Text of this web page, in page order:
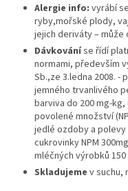
Alergie info: vyrábí
ryby,mořské plody,
jejich deriváty –
Dávkováníse řídí
normami, především
Sb.,ze 3.ledna 2008. -
jemného trvanlivého
barviva do 200 mg-kg,
povolené množství
jedlé ozdoby a polevy
cukrovinky NPM
mléčných výrobků
Skladujeme v suchu,